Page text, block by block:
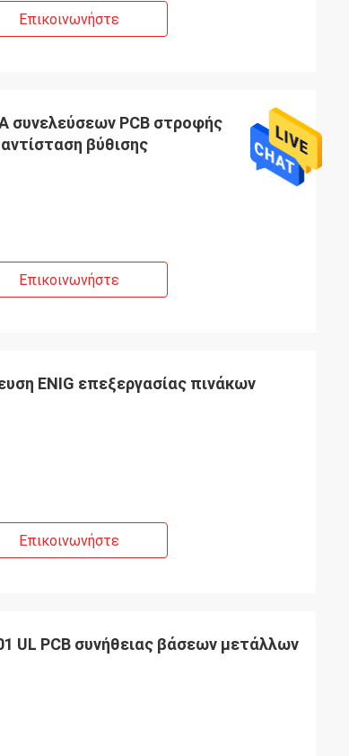
Επικοινωνήστε
συνελεύσεων PCB στροφής
βύθισης
Επικοινωνήστε
ENIG επεξεργασίας πινάκων
Επικοινωνήστε
UL PCB συνήθειας βάσεων μετάλλων